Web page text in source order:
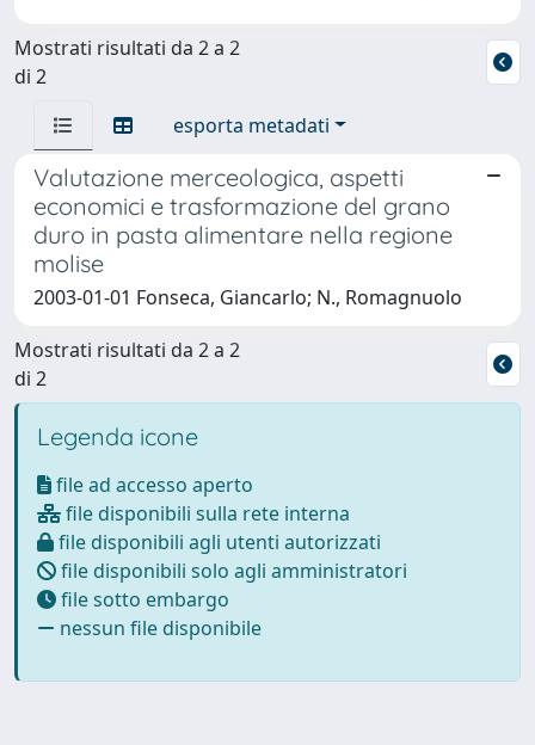
Mostrati risultati da 2 a 2
di 2
esporta metadati
Valutazione merceologica, aspetti
economici e trasformazione del grano
duro in pasta alimentare nella regione
molise
2003-01-01 Fonseca, Giancarlo; N., Romagnuolo
Mostrati risultati da 2 a 2
di 2
Legenda icone
file ad accesso aperto
file disponibili sulla rete interna
file disponibili agli utenti autorizzati
file disponibili solo agli amministratori
file sotto embargo
nessun file disponibile